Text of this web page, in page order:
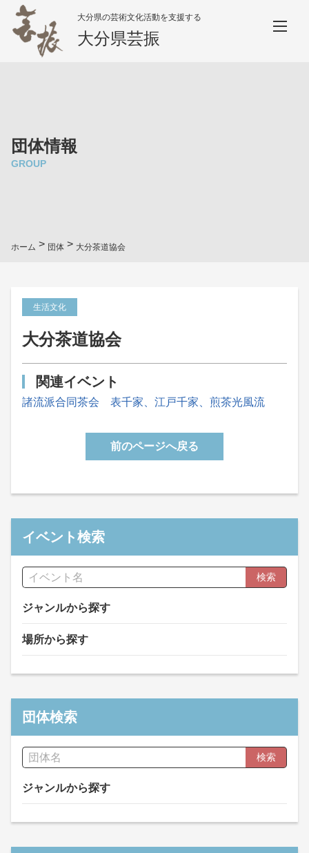
大分県の芸術文化活動を支援する
大分県芸振
団体情報
GROUP
ホーム > 団体 > 大分茶道協会
生活文化
大分茶道協会
関連イベント
諸流派合同茶会 表千家、江戸千家、煎茶光風流
前のページへ戻る
イベント検索
検索
ジャンルから探す
場所から探す
団体検索
検索
ジャンルから探す